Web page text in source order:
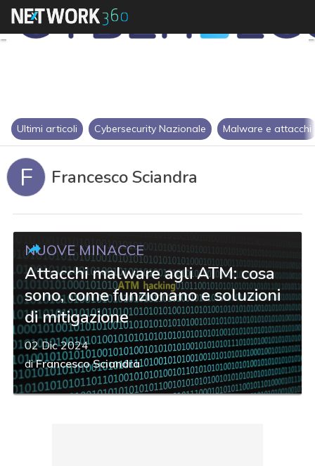
Ultimi articoli Cybersecurity Nazionale Malware e attacchi
F Francesco Sciandra
NUOVE MINACCE
Attacchi malware agli ATM: cosa
sono, come funzionano e soluzioni
di mitigazione
02 Dic 2024
diFrancesco Sciandra